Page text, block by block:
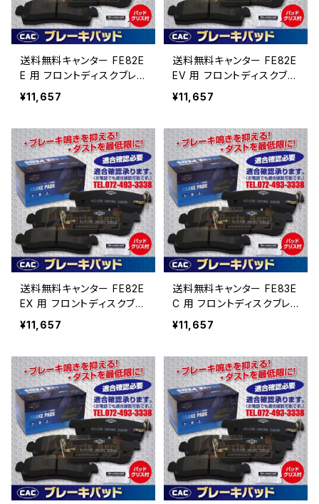
送料無料キャンター FE82E
E 用 フロントディスクブレ
ーキパッド左右 ＰＡ513
（CAC）/専用グリス付Ｗキャ
¥11,657
送料無料キャンター FE82E
EV 用 フロントディスクブレ
ーキパッド左右 ＰＡ513
（CAC）/専用グリス付Ｗキャ
¥11,657
送料無料キャンター FE82E
EX 用 フロントディスクブレ
ーキパッド左右 ＰＡ513
（CAC）/専用グリス付Ｗキャ
¥11,657
送料無料キャンター FE83E
C 用 フロントディスクブレ
ーキパッド左右 ＰＡ513
（CAC）/専用グリス付Ｗキャ
¥11,657